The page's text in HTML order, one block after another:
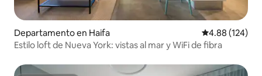
Departamento en Haifa Calificación
4.88 (124)
Estilo loft de Nueva York: vistas al mar y WiFi de fibra